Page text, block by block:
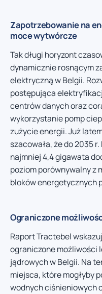
Zapotrzebowanie na
moce wytwórcze
Tak długi horyzont
dynamicznie rosnącym
elektryczną w Belgii.
postępująca
centrów danych oraz
wykorzystanie pomp
zużycie energii. Już
szacowała, że do 2035
najmniej 4,4 gigawata
poziom porównywalny z
bloków energetycznych
Ograniczone
Raport Tractebel
ograniczone możliwości
jądrowych w Belgii. Na
miejsca, które mogłyby
wodnych ciśnieniowych